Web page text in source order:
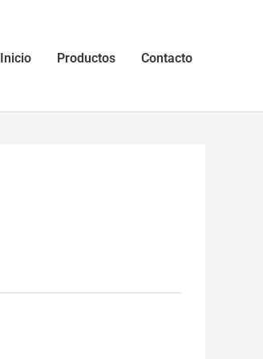
Inicio Productos Contacto